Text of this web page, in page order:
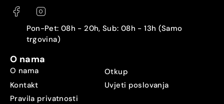
Pon-Pet: 08h - 20h, Sub: 08h - 13h (Samo
trgovina)
O nama
O nama
Otkup
Kontakt
Uvjeti poslovanja
Pravila privatnosti